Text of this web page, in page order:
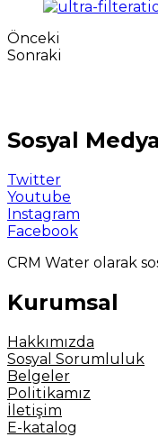
Önceki
Sonraki
Sosyal Medya
Twitter
Youtube
Instagram
Facebook
CRM Water olarak
Kurumsal
Hakkımızda
Sosyal Sorumluluk
Belgeler
Politikamız
İletişim
E-katalog